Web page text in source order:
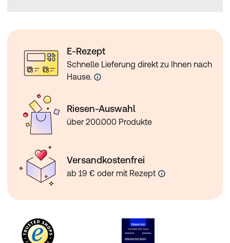
E-Rezept
Schnelle Lieferung direkt zu Ihnen nach
Hause.
Riesen-Auswahl
über 200.000 Produkte
Versandkostenfrei
ab 19 € oder mit Rezept